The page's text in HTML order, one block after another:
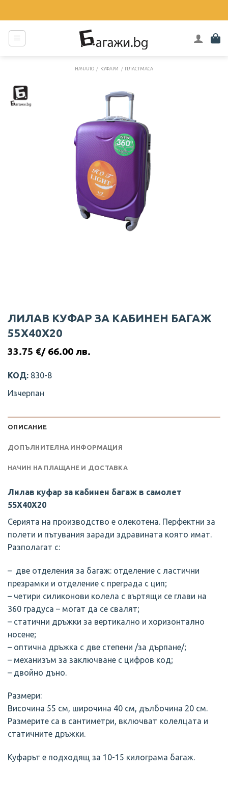
to
content
НАЧАЛО / КУФАРИ / ПЛАСТМАСА
ЛИЛАВ КУФАР ЗА КАБИНЕН БАГАЖ
55Х40Х20
33.75 €/ 66.00 лв.
КОД: 830-8
Изчерпан
ОПИСАНИЕ
ДОПЪЛНИТЕЛНА ИНФОРМАЦИЯ
НАЧИН НА ПЛАЩАНЕ И ДОСТАВКА
Лилав куфар за кабинен багаж в самолет
55Х40Х20
Серията на производство е олекотена. Перфектни за
полети и пътувания заради здравината която имат.
Разполагат с:
– две отделения за багаж: отделение с ластични
презрамки и отделение с преграда с цип;
– четири силиконови колела с въртящи се глави на
360 градуса – могат да се свалят;
– статични дръжки за вертикално и хоризонтално
носене;
– оптична дръжка с две степени /за дърпане/;
– механизъм за заключване с цифров код;
– двойно дъно.
Размери:
Височина 55 см, широчина 40 см, дълбочина 20 см.
Размерите са в сантиметри, включват колелцата и
статичните дръжки.
Куфарът е подходящ за 10-15 килограма багаж.